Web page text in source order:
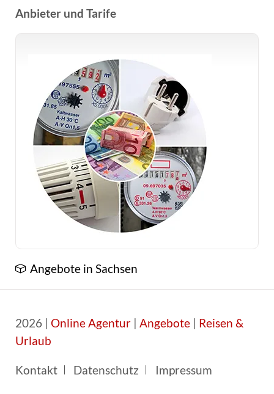
Anbieter und Tarife
Angebote in Sachsen
2026 | Online Agentur| Angebote| Reisen &
Urlaub
Navigation
Kontakt Datenschutz Impressum